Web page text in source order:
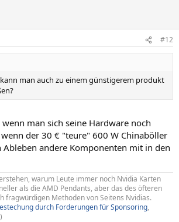
#12
man auch zu einem günstigerem produkt
man sich seine Hardware noch
der 30 € "teure" 600 W Chinaböller
Ableben andere Komponenten mit in den
warum Leute immer noch Nvidia Karten
als die AMD Pendants, aber das des öfteren
fragwürdigen Methoden von Seitens Nvidias.
durch Forderungen für Sponsoring,
)